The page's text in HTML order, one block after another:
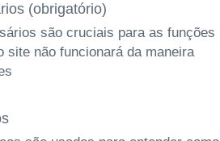
(obrigatório)
são cruciais para as funções
site não funcionará da maneira